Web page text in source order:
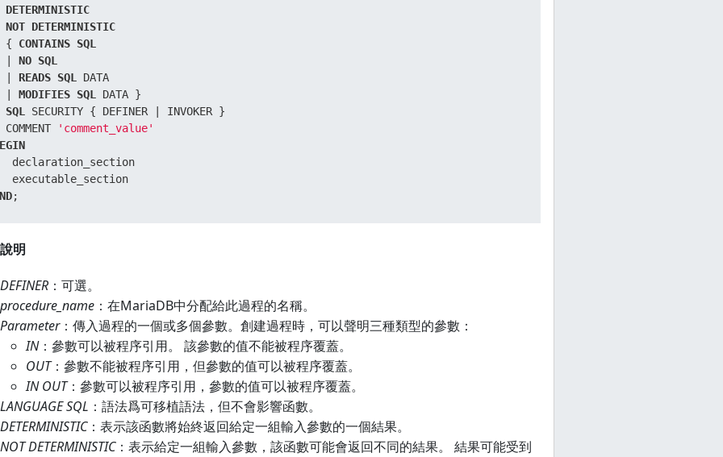
DETERMINISTIC
NOT DETERMINISTIC
{ CONTAINS SQL
NO SQL
READS SQL
DATA
MODIFIES SQL
SQL
SECURITY { DEFINER
COMMENT
'comment_value'
declaration_section
;
明
DEFINER ：可選。
procedure_name ：在MariaDB中分配給此過程的名稱。
Parameter：傳入過程的一個或多個參數。創建過程時，可以聲明三種類型的參數：
IN：參數可以被程序引用。 該參數的值不能被程序覆蓋。
OUT：參數不能被程序引用，但參數的值可以被程序覆蓋。
IN OUT：參數可以被程序引用，參數的值可以被程序覆蓋。
LANGUAGE SQL ：語法爲可移植語法，但不會影響函數。
DETERMINISTIC：表示該函數將始終返回給定一組輸入參數的一個結果。
NOT DETERMINISTIC：表示給定一組輸入參數，該函數可能會返回不同的結果。 結果可能受到